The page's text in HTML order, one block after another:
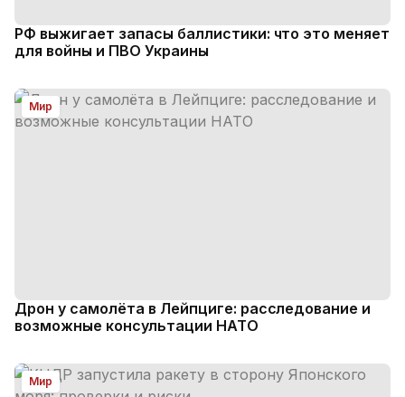
РФ выжигает запасы баллистики: что это меняет
для войны и ПВО Украины
Мир
Дрон у самолёта в Лейпциге: расследование и
возможные консультации НАТО
Мир